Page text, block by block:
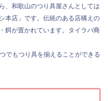
、和歌山のつり具屋さんとしては
本店」です。伝統のある店構えの
餌が置かれています。タイラバ商
でもつり具を揃えることができる